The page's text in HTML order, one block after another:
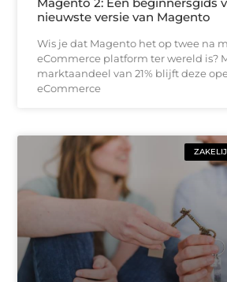
Magento 2: Een beginnersgids
nieuwste versie van Magento
Wis je dat Magento het op twee na
eCommerce platform ter wereld is?
marktaandeel van 21% blijft deze
eCommerce